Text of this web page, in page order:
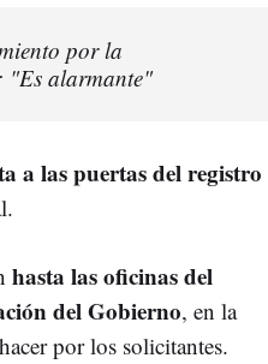
por la
"Es alarmante"
a las puertas del registro
hasta las oficinas del
del Gobierno, en la
por los solicitantes.